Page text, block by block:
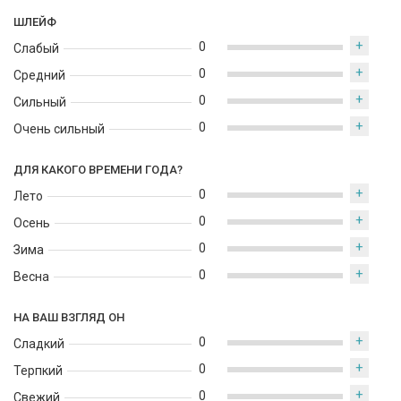
ШЛЕЙФ
Слабый
Средний
Сильный
Очень сильный
0 +
0 +
0 +
0 +
ДЛЯ КАКОГО ВРЕМЕНИ ГОДА?
Лето
Осень
Зима
Весна
0 +
0 +
0 +
0 +
НА ВАШ ВЗГЛЯД ОН
Сладкий
Терпкий
Свежий
0 +
0 +
0 +